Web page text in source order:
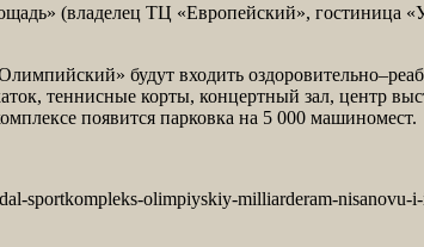
(владелец ТЦ «Европейский»,
будут входить
теннисные корты, концертный зал, центр
появится парковка на 5 000 машиномест.
sportkompleks-olimpiyskiy-milliarderam-nisanovu-